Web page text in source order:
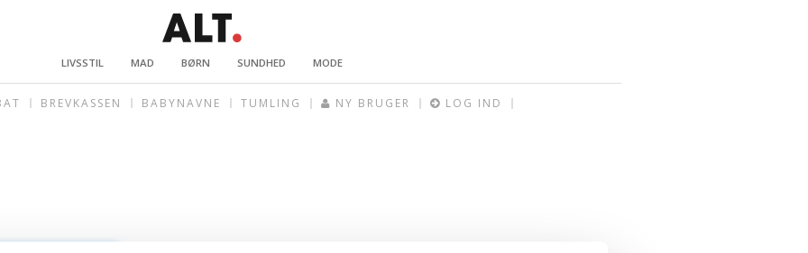
LIVSSTIL MAD BØRN SUNDHED MODE
BREVKASSEN BABYNAVNE TUMLING NY BRUGER LOG IND